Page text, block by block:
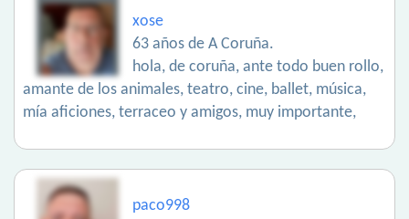
xose
63 años de A Coruña.
hola, de coruña, ante todo buen rollo,
amante de los animales, teatro, cine, ballet, música,
mía aficiones, terraceo y amigos, muy importante,
paco998